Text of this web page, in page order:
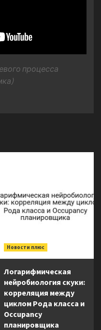
процесса
Новости плюс
Логарифмическая
нейробиология скуки:
корреляция между
циклом Рода класса и
Occupancy
планировщика